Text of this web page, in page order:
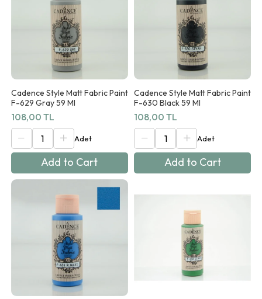
Cadence Style Matt Fabric Paint
F-629 Gray 59 Ml
108,00 TL
Add to Cart
Cadence Style Matt Fabric Paint
F-630 Black 59 Ml
108,00 TL
Add to Cart